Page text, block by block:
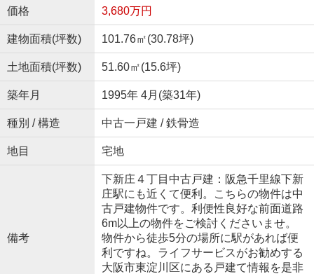
価格 3,680万円
建物面積(坪数) 101.76㎡(30.78坪)
土地面積(坪数) 51.60㎡(15.6坪)
築年月 1995年 4月(築31年)
種別 / 構造 中古一戸建 / 鉄骨造
地目 宅地
備考
下新庄４丁目中古戸建：阪急千里線下新
庄駅にも近くて便利。こちらの物件は中
古戸建物件です。利便性良好な前面道路
6m以上の物件をご検討くださいませ。
物件から徒歩5分の場所に駅があれば便
利ですね。ライフサービスがお勧めする
大阪市東淀川区にある戸建て情報を是非